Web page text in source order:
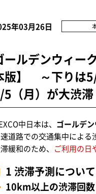
年03月26日
ールデンウィー
版】 ～下りは
（月）が大渋
中日本は、 ゴールデ
道路での交通集中による
緩和のため、 ご利用の日
1 渋滞予測について
10km以上の渋滞回